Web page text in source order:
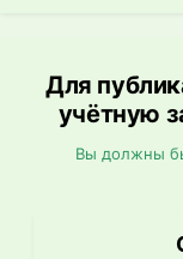
Для
учётную
Вы должны